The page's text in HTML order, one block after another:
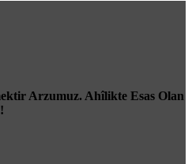
Arzumuz. Ahîlikte Esas Olan